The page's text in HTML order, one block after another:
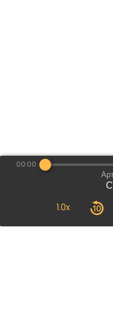
1.0x
00:00